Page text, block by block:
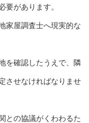
要があります。
家屋調査士へ現実的な
を確認したうえで、隣
させなければなりませ
との協議がくわわるた